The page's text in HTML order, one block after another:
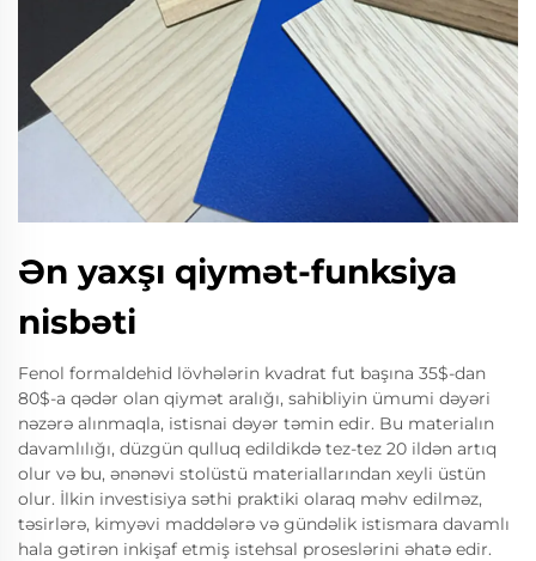
Ən yaxşı qiymət-funksiya
nisbəti
Fenol formaldehid lövhələrin kvadrat fut başına 35$-dan
80$-a qədər olan qiymət aralığı, sahibliyin ümumi dəyəri
nəzərə alınmaqla, istisnai dəyər təmin edir. Bu materialın
davamlılığı, düzgün qulluq edildikdə tez-tez 20 ildən artıq
olur və bu, ənənəvi stolüstü materiallarından xeyli üstün
olur. İlkin investisiya səthi praktiki olaraq məhv edilməz,
təsirlərə, kimyəvi maddələrə və gündəlik istismara davamlı
hala gətirən inkişaf etmiş istehsal proseslərini əhatə edir.